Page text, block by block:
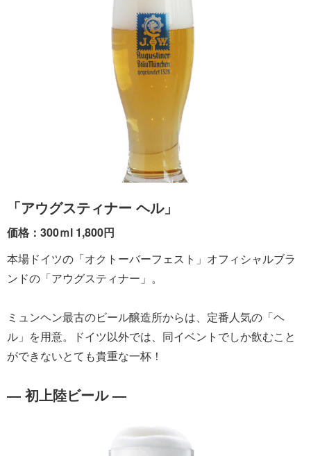
「アウグスティナー ヘル」
価格：300ｍl 1,800円
本場ドイツの「オクトーバーフェスト」オフィシャルブラ
ンドの「アウグスティナー」。
ミュンヘン最古のビール醸造所からは、定番人気の「ヘ
ル」を用意。ドイツ以外では、同イベントでしか飲むこと
ができないとても貴重な一杯！
― 初上陸ビール ―